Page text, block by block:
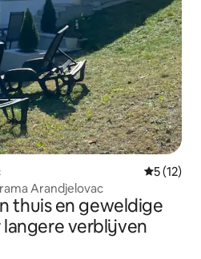
5 (12)
Arandjelovac
thuis en geweldige
verblijven